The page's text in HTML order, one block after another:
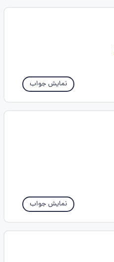
نمایش جواب
نمایش جواب